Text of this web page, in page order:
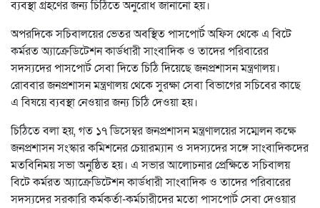
ব্যবস্থা গ্রহণের জন্য চিঠিতে অনুরোধ জানানো হয়।
অপরদিকে সচিবালয়ের ভেতর অবস্থিত পাসপোর্ট অফিস থেকে এ বিটে
কর্মরত অ্যাক্রেডিটেশন কার্ডধারী সাংবাদিক ও তাদের পরিবারের
সদস্যদের পাসপোর্ট সেবা দিতে চিঠি দিয়েছে জনপ্রশাসন মন্ত্রণালয়।
রোববার জনপ্রশাসন মন্ত্রণালয় থেকে সুরক্ষা সেবা বিভাগের সচিবের কাছে
এ বিষয়ে ব্যবস্থা নেওয়ার জন্য চিঠি দেওয়া হয়।
চিঠিতে বলা হয়, গত ১৭ ডিসেম্বর জনপ্রশাসন মন্ত্রণালয়ের সম্মেলন কক্ষে
জনপ্রশাসন সংস্কার কমিশনের চেয়ারম্যান ও সদস্যদের সঙ্গে সাংবাদিকদের
মতবিনিময় সভা অনুষ্ঠিত হয়। এ সভার আলোচনার প্রেক্ষিতে সচিবালয়
বিটে কর্মরত অ্যাক্রেডিটেশন কার্ডধারী সাংবাদিক ও তাদের পরিবারের
সদস্যদের সরকারি কর্মকর্তা-কর্মচারীদের মতো পাসপোর্ট সেবা দেওয়ার